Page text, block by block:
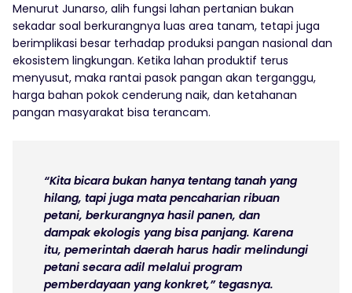
Menurut Junarso, alih fungsi lahan pertanian bukan
sekadar soal berkurangnya luas area tanam, tetapi juga
berimplikasi besar terhadap produksi pangan nasional dan
ekosistem lingkungan. Ketika lahan produktif terus
menyusut, maka rantai pasok pangan akan terganggu,
harga bahan pokok cenderung naik, dan ketahanan
pangan masyarakat bisa terancam.
“Kita bicara bukan hanya tentang tanah yang
hilang, tapi juga mata pencaharian ribuan
petani, berkurangnya hasil panen, dan
dampak ekologis yang bisa panjang. Karena
itu, pemerintah daerah harus hadir melindungi
petani secara adil melalui program
pemberdayaan yang konkret,” tegasnya.